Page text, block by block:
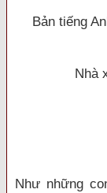
Bản tiếng
Nhà
Như những